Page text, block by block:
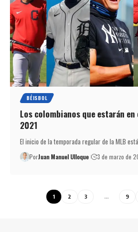
BÉISBOL
Los colombianos que estarán
2021
El inicio de la temporada regular de la MLB
PorJuan Manuel Ulloque 3 de marzo de
1 2 3 … 9